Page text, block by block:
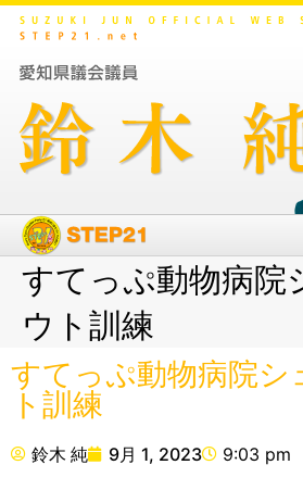
すてっぷ動物病院
ウト訓練
すてっぷ動物病院シ
ト訓練
鈴木 純 9月 1, 2023 9:03 pm